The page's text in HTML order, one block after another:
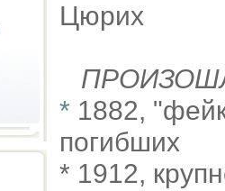
Цюрих
* 1882,
погибших
* 1912,